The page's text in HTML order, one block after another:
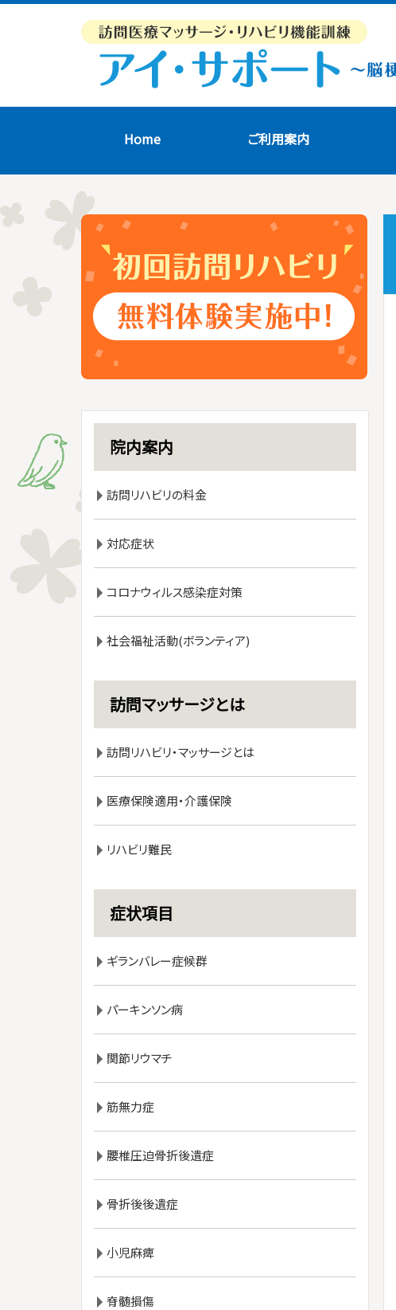
Home ご利用案内
院内案内
訪問リハビリの料金
対応症状
コロナウィルス感染症対策
社会福祉活動(ボランティア)
訪問マッサージとは
訪問リハビリ・マッサージとは
医療保険適用・介護保険
リハビリ難民
症状項目
ギランバレー症候群
パーキンソン病
関節リウマチ
筋無力症
腰椎圧迫骨折後遺症
骨折後後遺症
小児麻痺
脊髄損傷